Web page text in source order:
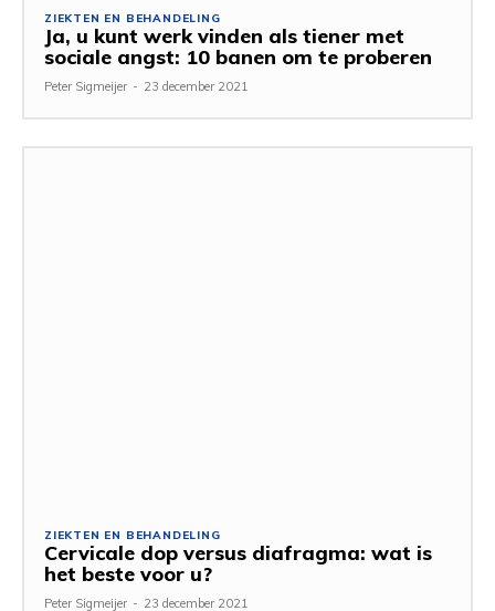
ZIEKTEN EN BEHANDELING
Ja, u kunt werk vinden als tiener met
sociale angst: 10 banen om te proberen
Peter Sigmeijer - 23 december 2021
ZIEKTEN EN BEHANDELING
Cervicale dop versus diafragma: wat is
het beste voor u?
Peter Sigmeijer - 23 december 2021